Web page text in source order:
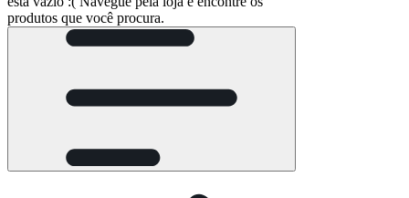
produtos que você procura.